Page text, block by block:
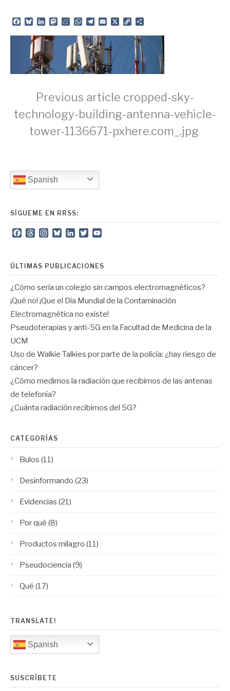
Facebook
BlueskyLinkedIn
Mastodon
Meneame
WhatsApp
Telegram
Email
X
Copy
Continue
Reading
Previous article cropped-sky-
technology-building-antenna-vehicle-
tower-1136671-pxhere.com_.jpg
Spanish
SÍGUEME EN RRSS:
Facebook
ThreadsInstagram
BlueskyLinkedIn
Twitter
ÚLTIMAS PUBLICACIONES
¿Cómo sería un colegio sin campos electromagnéticos?
¡Qué no! ¡Que el Día Mundial de la Contaminación
Electromagnética no existe!
Pseudoterapias y anti-5G en la Facultad de Medicina de la
UCM
Uso de Walkie Talkies por parte de la policía: ¿hay riesgo de
cáncer?
¿Cómo medimos la radiación que recibimos de las antenas
de telefonía?
¿Cuánta radiación recibimos del 5G?
CATEGORÍAS
Bulos (11)
Desinformando (23)
Evidencias (21)
Por qué (8)
Productos milagro (11)
Pseudociencia (9)
Qué (17)
TRANSLATE!
Spanish
SUSCRÍBETE